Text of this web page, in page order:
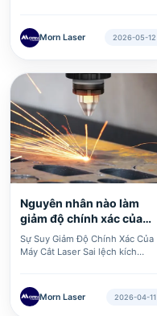
hưởng trực tiếp đến chất lượng
và hiệu suất cắt. Nguyên nhân
quang, lão hóa bộ phát laser và
sự cố của các hệ thống phụ trợ.
Morn Laser 2026-05-12
Nguyên nhân nào làm
giảm độ chính xác của
máy cắ···
Sự Suy Giảm Độ Chính Xác Của
Máy Cắt Laser Sai lệch kích
xác... Khi độ chính xác của máy
cắt laser suy giảm, phản ứng đầu
Morn Laser 2026-04-11